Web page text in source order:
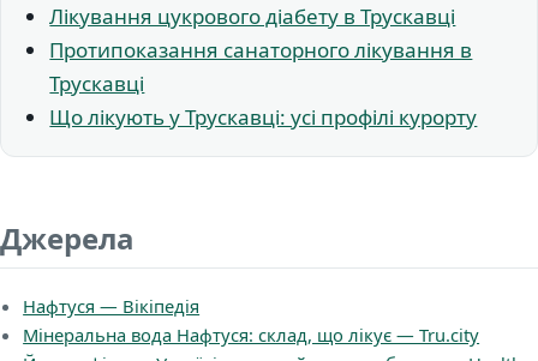
Лікування цукрового діабету в Трускавці
Протипоказання санаторного лікування в
Трускавці
Що лікують у Трускавці: усі профілі курорту
Джерела
Нафтуся — Вікіпедія
Мінеральна вода Нафтуся: склад, що лікує — Tru.city